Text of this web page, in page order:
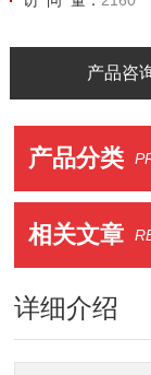
产品咨
产品分类
相关文章
详细介绍